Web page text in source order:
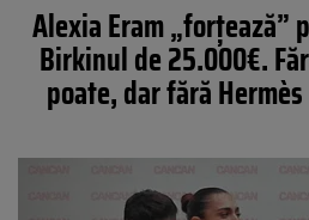
Alexia Eram „forțează”
Birkinul de 25.000€.
poate, dar fără